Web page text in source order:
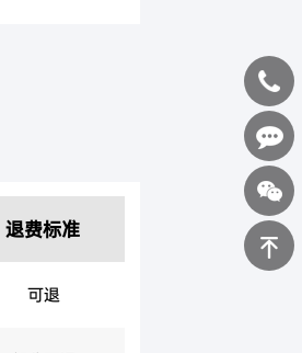
退费标准
可退
400-
0898-
123
在线咨询